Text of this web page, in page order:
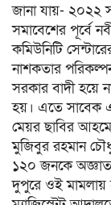
জানা যায়- ২০২২
সমাবেশের পূর্বে
কমিউনিটি
নাশকতার
সরকার বাদী হয়ে
হয়। এতে সাবেক
মেয়র ছাবির
মুজিবুর রহমান
১২০ জনকে অজ্ঞাত
দুপুরে ওই মামলায়